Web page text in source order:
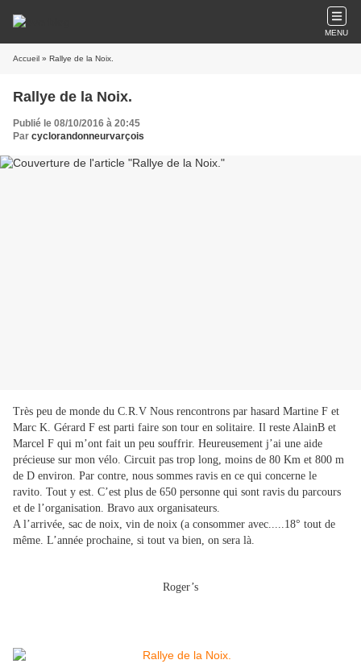
MENU
Accueil » Rallye de la Noix.
Rallye de la Noix.
Publié le 08/10/2016 à 20:45
Par cyclorandonneurvarçois
Très peu de monde du C.R.V Nous rencontrons par hasard Martine F et
Marc K. Gérard F est parti faire son tour en solitaire. Il reste AlainB et
Marcel F qui m’ont fait un peu souffrir. Heureusement j’ai une aide
précieuse sur mon vélo. Circuit pas trop long, moins de 80 Km et 800 m
de D environ. Par contre, nous sommes ravis en ce qui concerne le
ravito. Tout y est. C’est plus de 650 personne qui sont ravis du parcours
et de l’organisation. Bravo aux organisateurs.
A l’arrivée, sac de noix, vin de noix (a consommer avec.....18° tout de
même. L’année prochaine, si tout va bien, on sera là.
Roger’s